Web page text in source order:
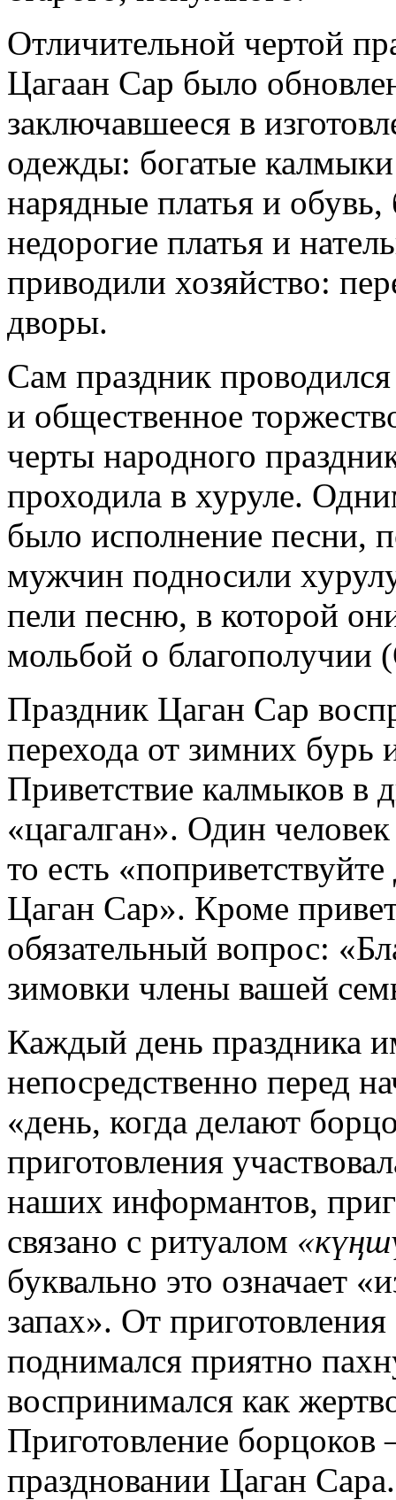
Отличительной чертой
Цагаан Сар было
заключавшееся в
одежды: богатые
нарядные платья и
недорогие платья и
приводили хозяйство:
дворы.
Сам праздник
и общественное
черты народного
проходила в хуруле.
было исполнение песни,
мужчин подносили
пели песню, в которой
мольбой о благополучии
Праздник Цаган Сар
перехода от зимних бурь
Приветствие калмыков в
«цагалган». Один
то есть
Цаган Сар». Кроме
обязательный вопрос:
зимовки члены вашей
Каждый день праздника
непосредственно перед
«день, когда делают
приготовления
наших информантов,
связано с ритуалом
буквально это означает
запах». От
поднимался приятно
воспринимался как
Приготовление
праздновании Цаган Сара.